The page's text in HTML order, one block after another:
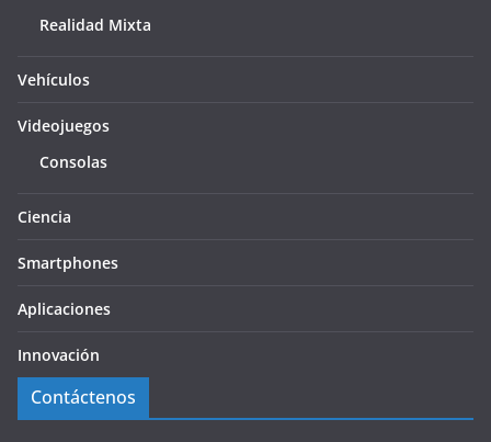
Realidad Mixta
Vehículos
Videojuegos
Consolas
Ciencia
Smartphones
Aplicaciones
Innovación
Contáctenos